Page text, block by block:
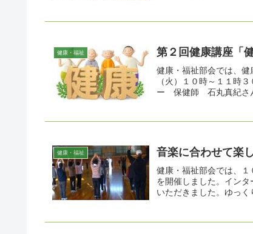
健康・福祉 第２回健康講座「
健康・福祉部会では、
（火）１０時～１１
ー 保健師 石丸真紀さ
健康・福祉 音楽に合わせて楽
健康・福祉部会では、
を開催しました。イン
いただきました。ゆっ